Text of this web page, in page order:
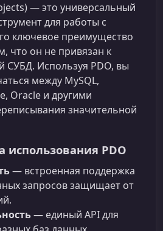
— это универсальный
для работы с
ключевое преимущество
что он не привязан к
СУБД. Используя PDO, вы
между MySQL,
Oracle и другими
значительной
PDO
— встроенная поддержка
запросов защищает от
— единый API для